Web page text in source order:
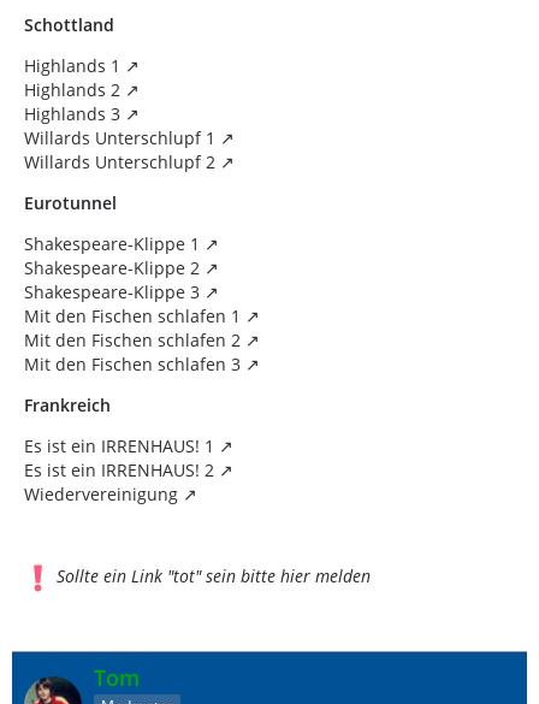
Schottland
Highlands 1
Highlands 2
Highlands 3
Willards Unterschlupf 1
Willards Unterschlupf 2
Eurotunnel
Shakespeare-Klippe 1
Shakespeare-Klippe 2
Shakespeare-Klippe 3
Mit den Fischen schlafen 1
Mit den Fischen schlafen 2
Mit den Fischen schlafen 3
Frankreich
Es ist ein IRRENHAUS! 1
Es ist ein IRRENHAUS! 2
Wiedervereinigung
Sollte ein Link "tot" sein bitte hier melden
Tom